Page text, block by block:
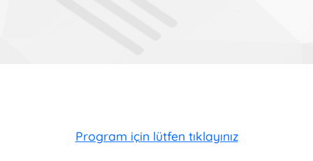
Program için lütfen tıklayınız